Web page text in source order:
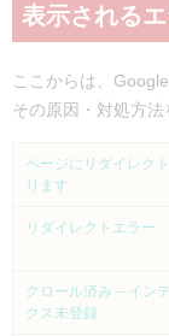
表示される
ここからは、
その原因・対処方法
ページにリダイレク
ります
リダイレクトエラー
クロール済み – イン
クス未登録